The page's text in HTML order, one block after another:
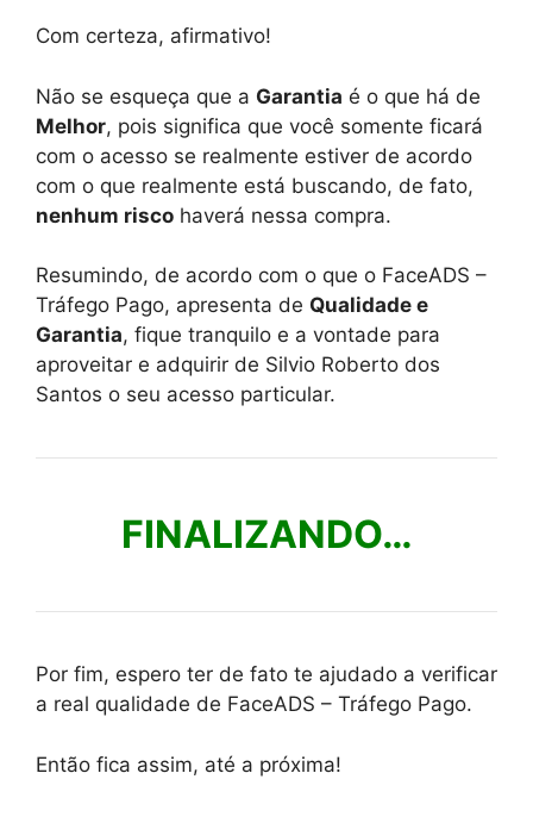
Com certeza, afirmativo!
Não se esqueça que a Garantia é o que há de
Melhor, pois significa que você somente ficará
com o acesso se realmente estiver de acordo
com o que realmente está buscando, de fato,
nenhum risco haverá nessa compra.
Resumindo, de acordo com o que o FaceADS –
Tráfego Pago, apresenta de Qualidade e
Garantia, fique tranquilo e a vontade para
aproveitar e adquirir de Silvio Roberto dos
Santos o seu acesso particular.
FINALIZANDO…
Por fim, espero ter de fato te ajudado a verificar
a real qualidade de FaceADS – Tráfego Pago.
Então fica assim, até a próxima!